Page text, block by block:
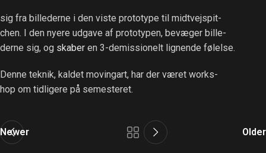
sig fra billederne i den viste prototype til midtvejspit-
chen. I den nyere udgave af prototypen, bevæger bille-
derne sig, og skaber en 3-demissionelt lignende følelse.
Denne teknik, kaldet movingart, har der været works-
hop om tidligere på semesteret.
Newer Older